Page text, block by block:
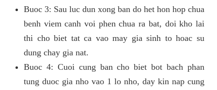
Buoc 3: Sau luc dun xong ban do het hon hop chua
benh viem canh voi phen chua ra bat, doi kho lai
thi cho biet tat ca vao may gia sinh to hoac su
dung chay gia nat.
Buoc 4: Cuoi cung ban cho biet bot bach phan
tung duoc gia nho vao 1 lo nho, day kin nap cung